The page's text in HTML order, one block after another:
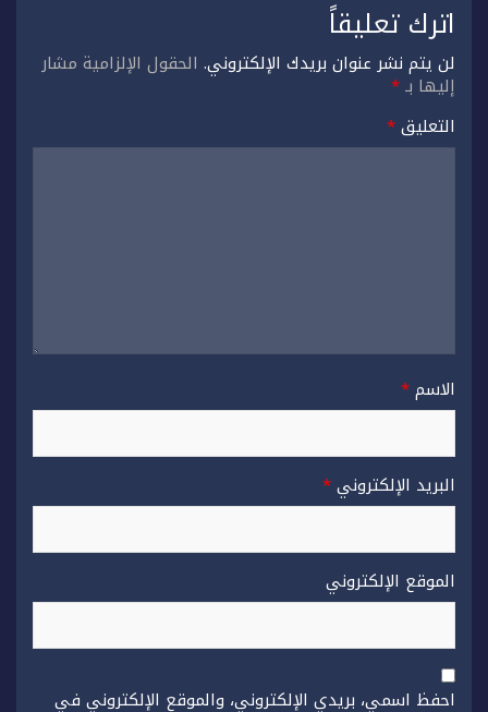
اترك تعليقاً
لن يتم نشر عنوان بريدك الإلكتروني. الحقول الإلزامية مشار
إليها بـ*
التعليق*
الاسم*
البريد الإلكتروني*
الموقع الإلكتروني
احفظ اسمي، بريدي الإلكتروني، والموقع الإلكتروني في